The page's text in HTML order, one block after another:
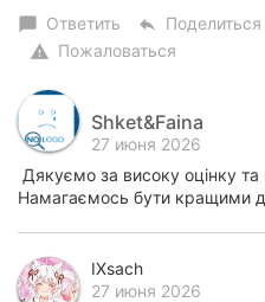
chat_bubble Ответить reply Поделиться
warning Пожаловаться
Shket&Faina
27 июня 2026
Дякуємо за високу оцінку та
Намагаємось бути кращими
IXsach
27 июня 2026